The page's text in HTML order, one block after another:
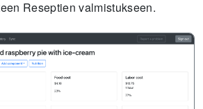
Reseptien valmistukseen.